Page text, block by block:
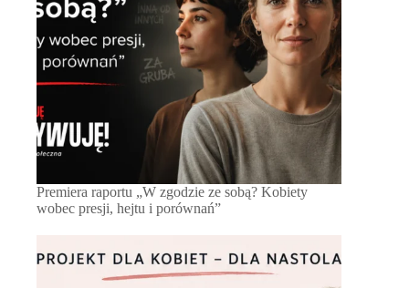
Premiera raportu „W zgodzie ze sobą? Kobiety
wobec presji, hejtu i porównań”